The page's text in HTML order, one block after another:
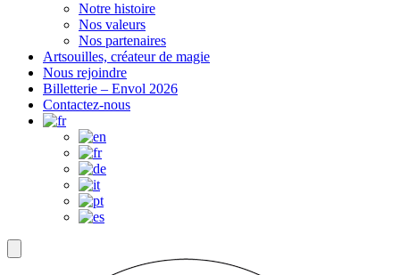
Notre histoire
Nos valeurs
Nos partenaires
Artsouilles, créateur de magie
Nous rejoindre
Billetterie – Envol 2026
Contactez-nous